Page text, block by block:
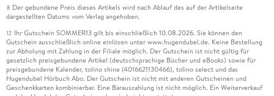
8 Der gebundene Preis dieses Artikels wird nach Ablauf des auf der Artikelseite
dargestellten Datums vom Verlag angehoben.
12 Ihr Gutschein SOMMER13 gilt bis einschließlich 10.08.2026. Sie können den
Gutschein ausschließlich online einlösen unter www.hugendubel.de. Keine Bestellung
zur Abholung mit Zahlung in der Filiale möglich. Der Gutschein ist nicht gültig für
gesetzlich preisgebundene Artikel (deutschsprachige Bücher und eBooks) sowie für
preisgebundene Kalender, tolino shine (4016621130466), tolino select und das
Hugendubel Hörbuch Abo. Der Gutschein ist nicht mit anderen Gutscheinen und
Geschenkkarten kombinierbar. Eine Barauszahlung ist nicht möglich. Ein Weiterverkauf